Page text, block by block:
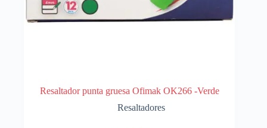
Resaltador punta gruesa Ofimak OK266 -Verde
Resaltadores